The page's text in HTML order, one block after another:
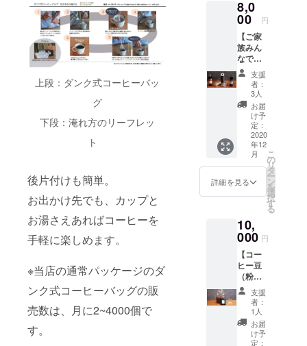
上段：ダンク式コーヒーバッ
グ
下段：淹れ方のリーフレッ
ト
後片付けも簡単。
お出かけ先でも、カップと
お湯さえあればコーヒーを
手軽に楽しめます。
※当店の通常パッケージのダ
ンク式コーヒーバッグの販
売数は、月に2~4000個で
す。
ちょっ
と苦み
に寄っ
てる
コー
ヒー2種
などな
支援金
額に
は、配
送料金
及び梱
包資材
費用等
れてい
ます。
（粉）
は、一
度でお
届けと
なりま
す。 ※
配送方
法はお
選び頂
けませ
ん。
（３）
ベー
ジュ ※
ご支援
金額に
は、配
送料金
及び梱
包資材
費用等
が含ま
れてい
ます。
しま
コー
ヒー10
箱をお
届け致
しま
す。 周
りの方
にプレ
ゼント
したい
方、ぜ
ひどう
ぞ。 ※
ご支援
金額に
は、配
費用等
が含ま
れてい
ます。
※配送方
法はお
選び頂
けませ
ん。
8,0
00 円
【ご家
族みん
なで
リキッ
ドコー
ヒー
コー
ス】 ●
リター
ン品 ①
カフェ
オレ
ベース
無糖
600ml
（瓶）
②カ
フェオ
レベー
ス加
糖
600ml
（瓶）
1本
③広電
カフェ
オレ
ベー
支援
者：
3人
お届
け予
定：
2020
年12
月
詳細を見る
こ
の
リ
タ
ー
ン
を
選
択
す
る
10,
000 円
【コー
ヒー豆
（粉）
どっさ
りコー
ス
200g×6
種】 ●
リター
支援
者：
1人
お届
け予
定：